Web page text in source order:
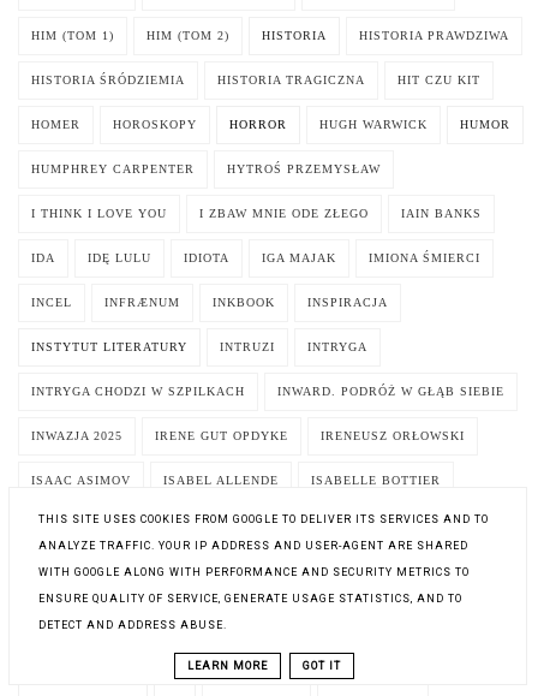
HIM (TOM 1) HIM (TOM 2) HISTORIA HISTORIA PRAWDZIWA
HISTORIA ŚRÓDZIEMIA HISTORIA TRAGICZNA HIT CZU KIT
HOMER HOROSKOPY HORROR HUGH WARWICK HUMOR
HUMPHREY CARPENTER HYTROŚ PRZEMYSŁAW
I THINK I LOVE YOU I ZBAW MNIE ODE ZŁEGO IAIN BANKS
IDA IDĘ LULU IDIOTA IGA MAJAK IMIONA ŚMIERCI
INCEL INFRÆNUM INKBOOK INSPIRACJA
INSTYTUT LITERATURY INTRUZI INTRYGA
INTRYGA CHODZI W SZPILKACH INWARD. PODRÓŻ W GŁĄB SIEBIE
INWAZJA 2025 IRENE GUT OPDYKE IRENEUSZ ORŁOWSKI
ISAAC ASIMOV ISABEL ALLENDE ISABELLE BOTTIER
IT'S NOT MY CUP OF TEA. TO NIE MOJA BAJKA ITALO CALVINO
IVAN TAPIA IVY FAIRBANKS IWONA BOGUSZ
IZABELA SKRZYPIEC-DAGNAN IZABELA ZAWIS
THIS SITE USES COOKIES FROM GOOGLE TO DELIVER ITS SERVICES AND TO
ANALYZE TRAFFIC. YOUR IP ADDRESS AND USER-AGENT ARE SHARED
WITH GOOGLE ALONG WITH PERFORMANCE AND SECURITY METRICS TO
ENSURE QUALITY OF SERVICE, GENERATE USAGE STATISTICS, AND TO
DETECT AND ADDRESS ABUSE.
LEARN MORE GOT IT